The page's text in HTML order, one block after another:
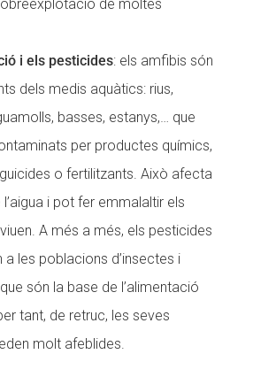
de moltes
i els pesticides: els amfibis són
dels medis aquàtics: rius,
basses, estanys,… que
per productes químics,
o fertilitzants. Això afecta
i pot fer emmalaltir els
A més a més, els pesticides
les poblacions d’insectes i
són la base de l’alimentació
tant, de retruc, les seves
molt afeblides.